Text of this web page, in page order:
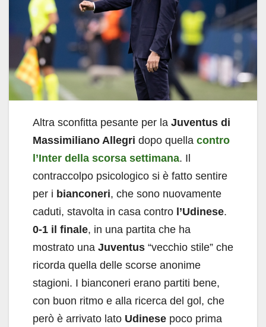
Altra sconfitta pesante per la Juventus di
Massimiliano Allegri dopo quella contro
l’Inter della scorsa settimana. Il
contraccolpo psicologico si è fatto sentire
per i bianconeri, che sono nuovamente
caduti, stavolta in casa contro l’Udinese.
0-1 il finale, in una partita che ha
mostrato una Juventus “vecchio stile” che
ricorda quella delle scorse anonime
stagioni. I bianconeri erano partiti bene,
con buon ritmo e alla ricerca del gol, che
però è arrivato lato Udinese poco prima